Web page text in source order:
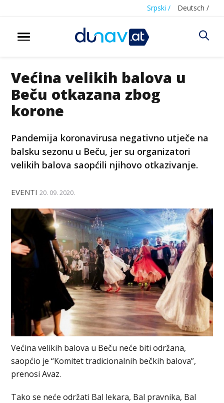
Srpski / Deutsch /
Većina velikih balova u
Beču otkazana zbog
korone
Pandemija koronavirusa negativno utječe na
balsku sezonu u Beču, jer su organizatori
velikih balova saopćili njihovo otkazivanje.
EVENTI 20. 09. 2020.
Većina velikih balova u Beču neće biti održana,
saopćio je “Komitet tradicionalnih bečkih balova”,
prenosi Avaz.
Tako se neće održati Bal lekara, Bal pravnika, Bal